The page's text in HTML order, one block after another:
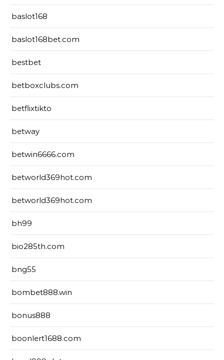
baslot168
baslot168bet.com
bestbet
betboxclubs.com
betflixtikto
betway
betwin6666.com
betworld369hot.com
betworld369hot.com
bh99
bio285th.com
bng55
bombet888.win
bonus888
boonlert1688.com